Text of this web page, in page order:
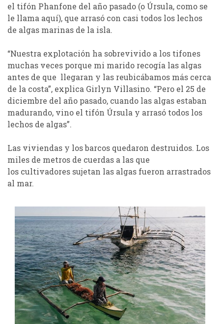
el tifón Phanfone del año pasado (o Úrsula, como se
le llama aquí), que arrasó con casi todos los lechos
de algas marinas de la isla.
“Nuestra explotación ha sobrevivido a los tifones
muchas veces porque mi marido recogía las algas
antes de que llegaran y las reubicábamos más cerca
de la costa”, explica Girlyn Villasino. “Pero el 25 de
diciembre del año pasado, cuando las algas estaban
madurando, vino el tifón Úrsula y arrasó todos los
lechos de algas”.
Las viviendas y los barcos quedaron destruidos. Los
miles de metros de cuerdas a las que
los cultivadores sujetan las algas fueron arrastrados
al mar.